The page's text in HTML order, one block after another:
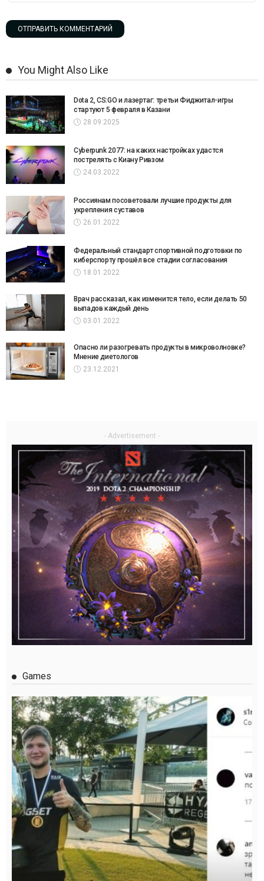
You Might Also Like
Dota 2, CS:GO и лазертаг: третьи Фиджитал-игры
стартуют 5 февраля в Казани
28.09.2025
Cyberpunk 2077: на каких настройках удастся
пострелять с Киану Ривзом
24.03.2022
Россиянам посоветовали лучшие продукты для
укрепления суставов
26.01.2022
Федеральный стандарт спортивной подготовки по
киберспорту прошёл все стадии согласования
18.01.2022
Врач рассказал, как изменится тело, если делать 50
выпадов каждый день
03.01.2022
Опасно ли разогревать продукты в микроволновке?
Мнение диетологов
23.12.2021
- Advertisement -
Games